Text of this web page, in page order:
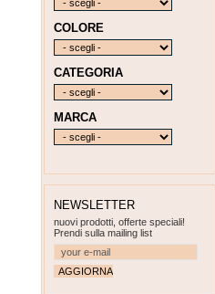
COLORE
CATEGORIA
MARCA
NEWSLETTER
nuovi prodotti, offerte speciali!
Prendi sulla mailing list